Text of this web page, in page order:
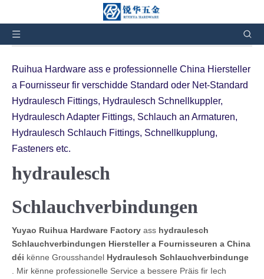
Doheem » Produiten
Schlauchverbindungen
Ruihua Hardware ass e professionnelle China Hiersteller
a Fournisseur fir verschidde Standard oder Net-Standard
Hydraulesch Fittings, Hydraulesch Schnellkuppler,
Hydraulesch Adapter Fittings, Schlauch an Armaturen,
Hydraulesch Schlauch Fittings, Schnellkupplung,
Fasteners etc.
hydraulesch
Schlauchverbindungen
Yuyao Ruihua Hardware Factory ass hydraulesch
Schlauchverbindungen Hiersteller a Fournisseuren a China
déi kënne Grousshandel Hydraulesch Schlauchverbindunge
. Mir kënne professionelle Service a bessere Präis fir Iech